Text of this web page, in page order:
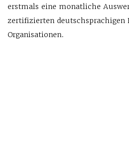
erstmals eine monatliche
zertifizierten deutschsprachigen
Organisationen.